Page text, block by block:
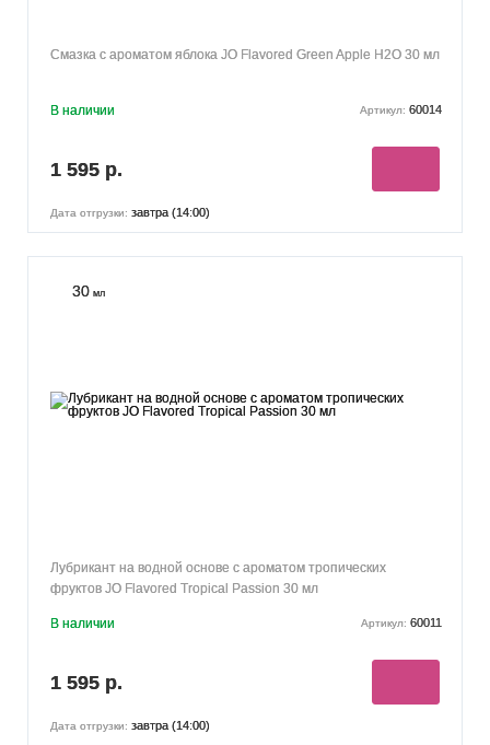
Смазка с ароматом яблока JO Flavored Green Apple H2O 30 мл
В наличии Артикул: 60014
1 595 р.
Дата отгрузки: завтра (14:00)
30 мл
Лубрикант на водной основе с ароматом тропических
фруктов JO Flavored Tropical Passion 30 мл
В наличии Артикул: 60011
1 595 р.
Дата отгрузки: завтра (14:00)